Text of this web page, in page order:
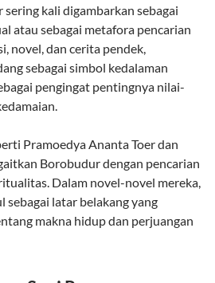
kali digambarkan sebagai
atau sebagai metafora pencarian
novel, dan cerita pendek,
sebagai simbol kedalaman
pengingat pentingnya nilai-
Pramoedya Ananta Toer dan
Borobudur dengan pencarian
Dalam novel-novel mereka,
sebagai latar belakang yang
makna hidup dan perjuangan